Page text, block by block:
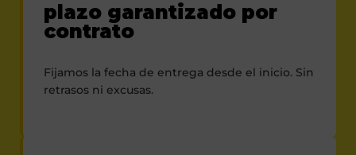
plazo garantizado por
contrato
Fijamos la fecha de entrega desde el inicio. Sin
retrasos ni excusas.